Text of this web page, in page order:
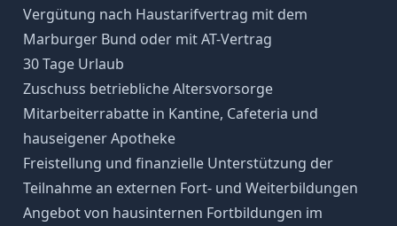
Vergütung nach Haustarifvertrag mit dem
Marburger Bund oder mit AT-Vertrag
30 Tage Urlaub
Zuschuss betriebliche Altersvorsorge
Mitarbeiterrabatte in Kantine, Cafeteria und
hauseigener Apotheke
Freistellung und finanzielle Unterstützung der
Teilnahme an externen Fort- und Weiterbildungen
Angebot von hausinternen Fortbildungen im